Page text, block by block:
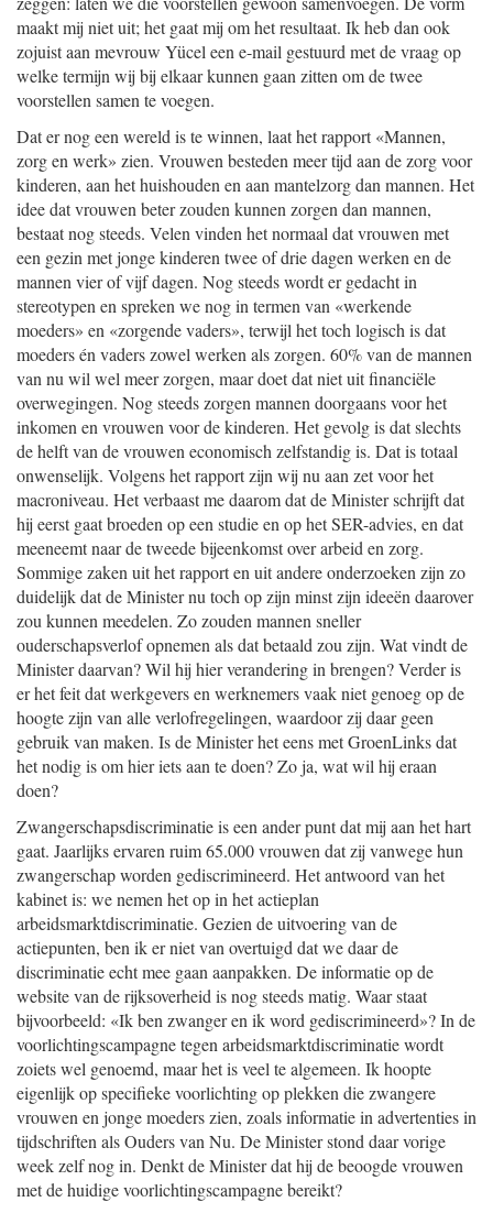
maakt mij niet uit; het gaat mij om het resultaat. Ik heb dan ook
zojuist aan mevrouw Yücel een e-mail gestuurd met de vraag op
welke termijn wij bij elkaar kunnen gaan zitten om de twee
voorstellen samen te voegen.
Dat er nog een wereld is te winnen, laat het rapport «Mannen,
zorg en werk» zien. Vrouwen besteden meer tijd aan de zorg voor
kinderen, aan het huishouden en aan mantelzorg dan mannen. Het
idee dat vrouwen beter zouden kunnen zorgen dan mannen,
bestaat nog steeds. Velen vinden het normaal dat vrouwen met
een gezin met jonge kinderen twee of drie dagen werken en de
mannen vier of vijf dagen. Nog steeds wordt er gedacht in
stereotypen en spreken we nog in termen van «werkende
moeders» en «zorgende vaders», terwijl het toch logisch is dat
moeders én vaders zowel werken als zorgen. 60% van de mannen
van nu wil wel meer zorgen, maar doet dat niet uit financiële
overwegingen. Nog steeds zorgen mannen doorgaans voor het
inkomen en vrouwen voor de kinderen. Het gevolg is dat slechts
de helft van de vrouwen economisch zelfstandig is. Dat is totaal
onwenselijk. Volgens het rapport zijn wij nu aan zet voor het
macroniveau. Het verbaast me daarom dat de Minister schrijft dat
hij eerst gaat broeden op een studie en op het SER-advies, en dat
meeneemt naar de tweede bijeenkomst over arbeid en zorg.
Sommige zaken uit het rapport en uit andere onderzoeken zijn zo
duidelijk dat de Minister nu toch op zijn minst zijn ideeën daarover
zou kunnen meedelen. Zo zouden mannen sneller
ouderschapsverlof opnemen als dat betaald zou zijn. Wat vindt de
Minister daarvan? Wil hij hier verandering in brengen? Verder is
er het feit dat werkgevers en werknemers vaak niet genoeg op de
hoogte zijn van alle verlofregelingen, waardoor zij daar geen
gebruik van maken. Is de Minister het eens met GroenLinks dat
het nodig is om hier iets aan te doen? Zo ja, wat wil hij eraan
doen?
Zwangerschapsdiscriminatie is een ander punt dat mij aan het hart
gaat. Jaarlijks ervaren ruim 65.000 vrouwen dat zij vanwege hun
zwangerschap worden gediscrimineerd. Het antwoord van het
kabinet is: we nemen het op in het actieplan
arbeidsmarktdiscriminatie. Gezien de uitvoering van de
actiepunten, ben ik er niet van overtuigd dat we daar de
discriminatie echt mee gaan aanpakken. De informatie op de
website van de rijksoverheid is nog steeds matig. Waar staat
bijvoorbeeld: «Ik ben zwanger en ik word gediscrimineerd»? In de
voorlichtingscampagne tegen arbeidsmarktdiscriminatie wordt
zoiets wel genoemd, maar het is veel te algemeen. Ik hoopte
eigenlijk op specifieke voorlichting op plekken die zwangere
vrouwen en jonge moeders zien, zoals informatie in advertenties in
tijdschriften als Ouders van Nu. De Minister stond daar vorige
week zelf nog in. Denkt de Minister dat hij de beoogde vrouwen
met de huidige voorlichtingscampagne bereikt?